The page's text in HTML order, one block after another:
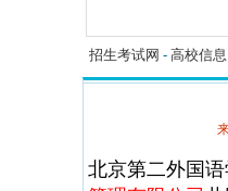
招生考试网 - 高校信息
北京第二外国